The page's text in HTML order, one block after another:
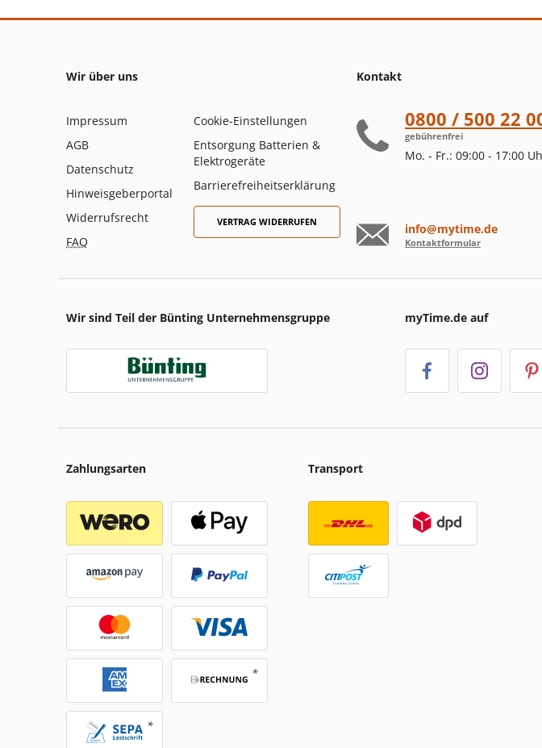
Wir über uns
Impressum
AGB
Datenschutz
Hinweisgeberportal
Widerrufsrecht
FAQ
Cookie-Einstellungen
Entsorgung Batterien &
Elektrogeräte
Barrierefreiheitserklärung
VERTRAG WIDERRUFEN
Kontakt
0800 / 500 22
gebührenfrei
Mo. - Fr.: 09:00 - 17:00
info@mytime.de
Kontaktformular
Wir sind Teil der Bünting Unternehmensgruppe myTime.de auf
Zahlungsarten Transport